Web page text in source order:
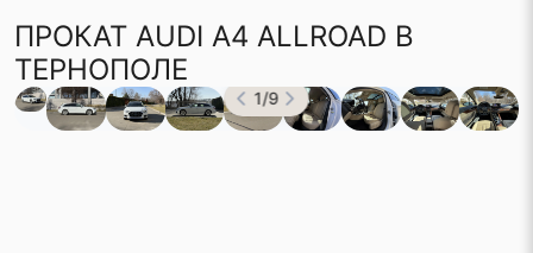
ПРОКАТ AUDI A4 ALLROAD В
ТЕРНОПОЛЕ
1/9